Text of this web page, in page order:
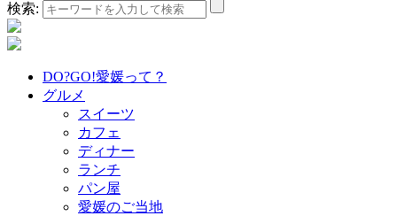
検索:
DO?GO!愛媛って？
グルメ
スイーツ
カフェ
ディナー
ランチ
パン屋
愛媛のご当地